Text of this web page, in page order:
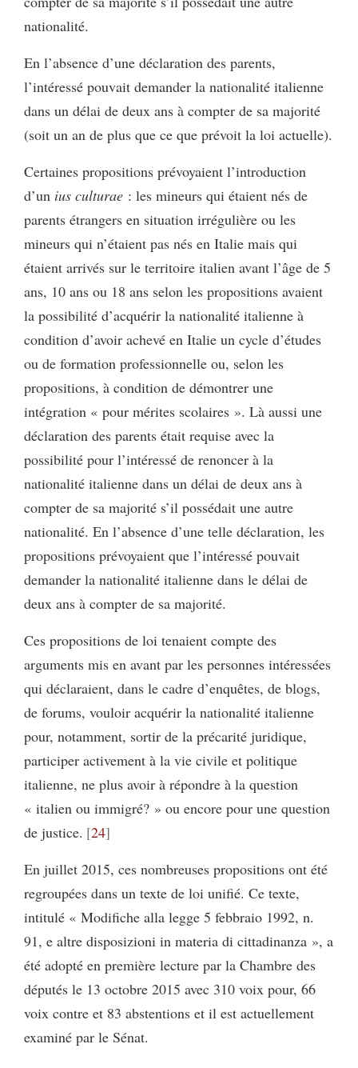
nationalité.
En l’absence d’une déclaration des parents,
l’intéressé pouvait demander la nationalité italienne
dans un délai de deux ans à compter de sa majorité
(soit un an de plus que ce que prévoit la loi actuelle).
Certaines propositions prévoyaient l’introduction
d’un ius culturae : les mineurs qui étaient nés de
parents étrangers en situation irrégulière ou les
mineurs qui n’étaient pas nés en Italie mais qui
étaient arrivés sur le territoire italien avant l’âge de 5
ans, 10 ans ou 18 ans selon les propositions avaient
la possibilité d’acquérir la nationalité italienne à
condition d’avoir achevé en Italie un cycle d’études
ou de formation professionnelle ou, selon les
propositions, à condition de démontrer une
intégration « pour mérites scolaires ». Là aussi une
déclaration des parents était requise avec la
possibilité pour l’intéressé de renoncer à la
nationalité italienne dans un délai de deux ans à
compter de sa majorité s’il possédait une autre
nationalité. En l’absence d’une telle déclaration, les
propositions prévoyaient que l’intéressé pouvait
demander la nationalité italienne dans le délai de
deux ans à compter de sa majorité.
Ces propositions de loi tenaient compte des
arguments mis en avant par les personnes intéressées
qui déclaraient, dans le cadre d’enquêtes, de blogs,
de forums, vouloir acquérir la nationalité italienne
pour, notamment, sortir de la précarité juridique,
participer activement à la vie civile et politique
italienne, ne plus avoir à répondre à la question
« italien ou immigré? » ou encore pour une question
de justice. 24
En juillet 2015, ces nombreuses propositions ont été
regroupées dans un texte de loi unifié. Ce texte,
intitulé « Modifiche alla legge 5 febbraio 1992, n.
91, e altre disposizioni in materia di cittadinanza », a
été adopté en première lecture par la Chambre des
députés le 13 octobre 2015 avec 310 voix pour, 66
voix contre et 83 abstentions et il est actuellement
examiné par le Sénat.